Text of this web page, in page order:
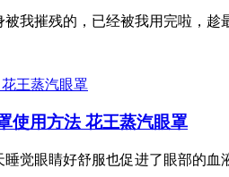
我摧残的，已经被我用完啦，趁
使用方法 花王蒸汽眼罩
觉眼睛好舒服也促进了眼部的血